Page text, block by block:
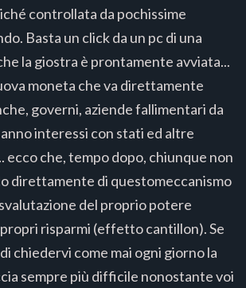
controllata da pochissime
Basta un click da un pc di una
la giostra è prontamente avviata...
moneta che va direttamente
governi, aziende fallimentari da
interessi con stati ed altre
ecco che, tempo dopo, chiunque non
direttamente di questomeccanismo
del proprio potere
propri risparmi (effetto cantillon). Se
chiedervi come mai ogni giorno la
sempre più difficile nonostante voi